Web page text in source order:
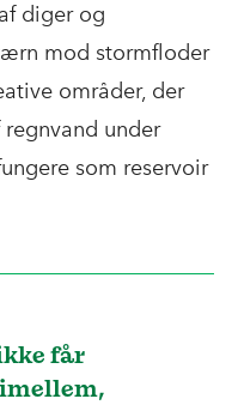
diger og
mod stormfloder
områder, der
under
som reservoir
får